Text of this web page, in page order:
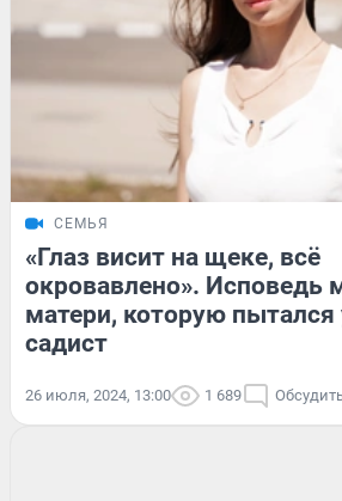
СЕМЬЯ
«Глаз висит на щеке, всё
окровавлено». Исповедь
матери, которую
садист
26 июля, 2024, 13:00 1 689